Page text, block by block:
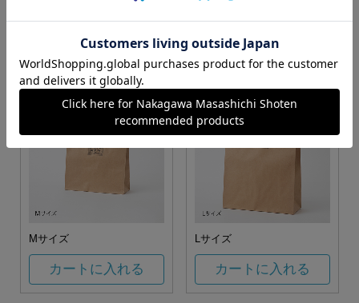
カートに入れる カートに入れる
Mサイズ
カートに入れる
Lサイズ
カートに入れる